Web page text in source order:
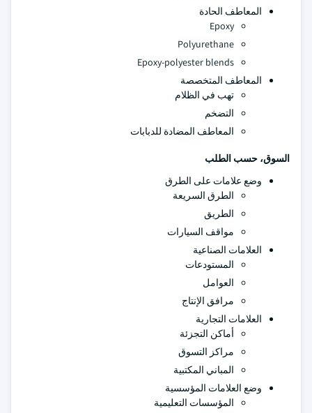
المعاطف الحادة
Epoxy
Polyurethane
Epoxy-polyester blends
المعاطف المتخصصة
تهب في الظلام
التضخم
المعاطف المضادة للدبابات
السوق، حسب الطلب
وضع علامات على الطرق
الطرق السريعة
الطريق
مواقف السيارات
العلامات الصناعية
المستودعات
العوامل
مرافق الإنتاج
العلامات التجارية
أماكن التجزئة
مراكز التسوق
المباني المكتبية
وضع العلامات المؤسسية
المؤسسات التعليمية